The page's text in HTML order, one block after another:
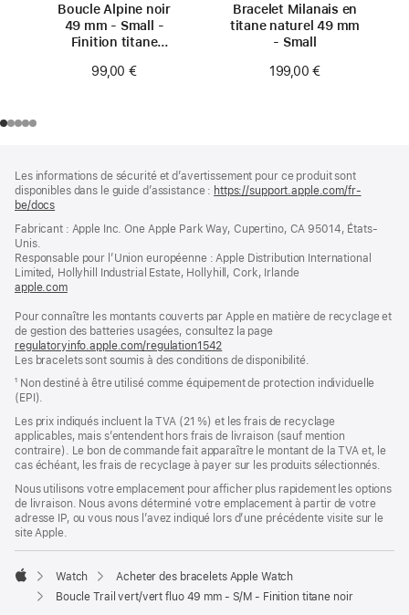
Boucle Alpine noir
49 mm - Small -
Finition titane
99,00 €
Bracelet Milanais en
titane naturel 49 mm
- Small
199,00 €
de
page
de
bas
page
Les informations de sécurité et d’avertissement pour ce produit sont
disponibles dans le guide d’assistance : https://support.apple.com/fr-
be/docs
une
fenêtre)
Fabricant : Apple Inc. One Apple Park Way, Cupertino, CA 95014, États-
Unis.
Responsable pour l’Union européenne : Apple Distribution International
Limited, Hollyhill Industrial Estate, Hollyhill, Cork, Irlande
apple.com(s’ouvre
une
nouvelle
fenêtre)
Pour connaître les montants couverts par Apple en matière de recyclage et
de gestion des batteries usagées, consultez la page
regulatoryinfo.apple.com/regulation1542
dans
nouvelle
Les bracelets sont soumis à des conditions de disponibilité.
¹ Non destiné à être utilisé comme équipement de protection individuelle
(EPI).
Les prix indiqués incluent la TVA (21 %) et les frais de recyclage
applicables, mais s’entendent hors frais de livraison (sauf mention
contraire). Le bon de commande fait apparaître le montant de la TVA et, le
cas échéant, les frais de recyclage à payer sur les produits sélectionnés.
Nous utilisons votre emplacement pour afficher plus rapidement les options
de livraison. Nous avons déterminé votre emplacement à partir de votre
adresse IP, ou vous nous l’avez indiqué lors d’une précédente visite sur le
site Apple.
Apple
Watch
Acheter des bracelets Apple Watch
Boucle Trail vert/vert fluo 49 mm - S/M - Finition titane noir